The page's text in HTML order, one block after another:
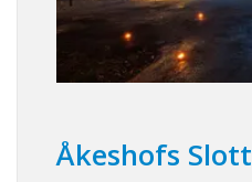
Åkeshofs Slott